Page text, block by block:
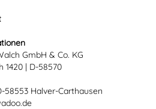
GmbH & Co. KG
1420 | D-58570
58553 Halver-Carthausen